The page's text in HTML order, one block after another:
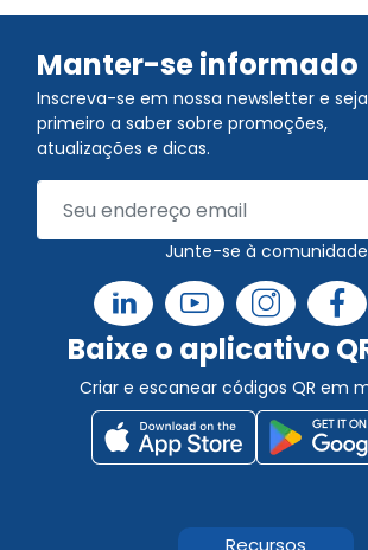
Manter-se informado
Inscreva-se em nossa newsletter e
primeiro a saber sobre promoções,
atualizações e dicas.
Junte-se à comunidade
Baixe o aplicativo
Criar e escanear códigos QR em
Recursos